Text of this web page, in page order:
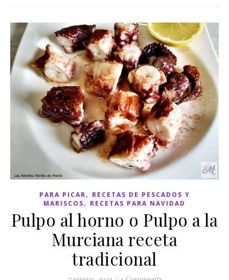
PARA PICAR, RECETAS DE PESCADOS Y
MARISCOS, RECETAS PARA NAVIDAD
Pulpo al horno o Pulpo a la
Murciana receta
tradicional